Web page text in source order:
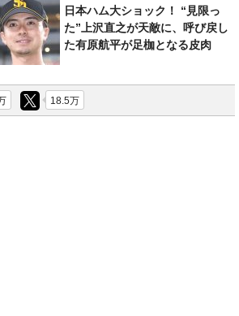
日本ハム大ショック！ “見限っ
た”上沢直之が天敵に、呼び戻し
た有原航平が足枷となる皮肉
18.5万